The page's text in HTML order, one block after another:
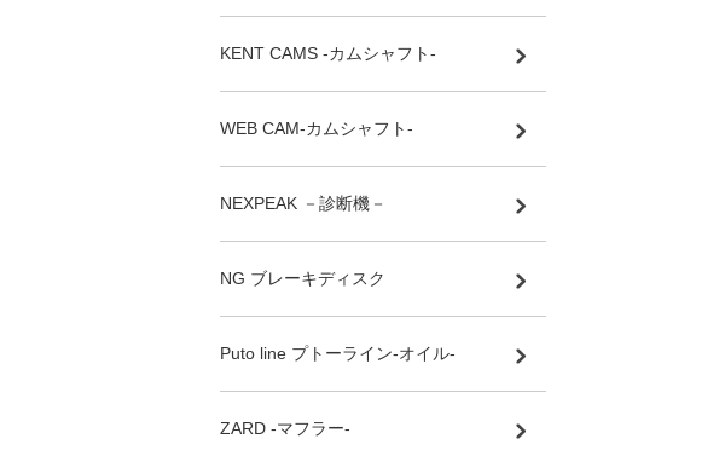
KENT CAMS -カムシャフト-
WEB CAM-カムシャフト-
NEXPEAK －診断機－
NG ブレーキディスク
Puto line プトーライン-オイル-
ZARD -マフラー-